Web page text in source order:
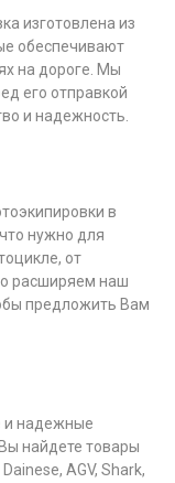
изготовлена из
обеспечивают
на дороге. Мы
его отправкой
и надежность.
в
нужно для
от
расширяем наш
предложить Вам
и надежные
найдете товары
AGV, Shark,